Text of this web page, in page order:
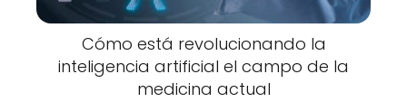
Cómo está revolucionando la
inteligencia artificial el campo de la
medicina actual